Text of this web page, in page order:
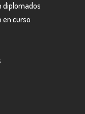
diplomados
en curso